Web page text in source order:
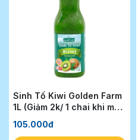
Sinh Tố Kiwi Golden Farm
1L (Giảm 2k/ 1 chai khi mua
105.000đ